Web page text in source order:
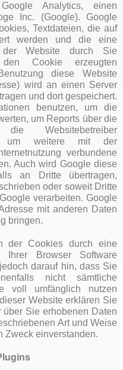
Analytics, einen
Inc. (Google). Google
Textdateien, die auf
werden und die eine
Website durch Sie
Cookie erzeugten
diese Website
wird an einen Server
und dort gespeichert.
benutzen, um die
um Reports über die
Websitebetreiber
um weitere mit der
verbundene
Auch wird Google diese
an Dritte übertragen,
oder soweit Dritte
verarbeiten. Google
mit anderen Daten
bringen.
der Cookies durch eine
Ihrer Browser Software
darauf hin, dass Sie
nicht sämtliche
voll umfänglich nutzen
Website erklären Sie
Sie erhobenen Daten
Art und Weise
Zweck einverstanden.